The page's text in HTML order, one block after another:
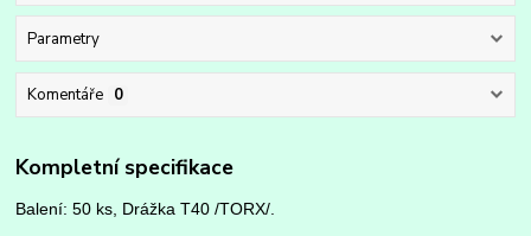
Parametry
Komentáře 0
Kompletní specifikace
Balení: 50 ks, Drážka T40 /TORX/.